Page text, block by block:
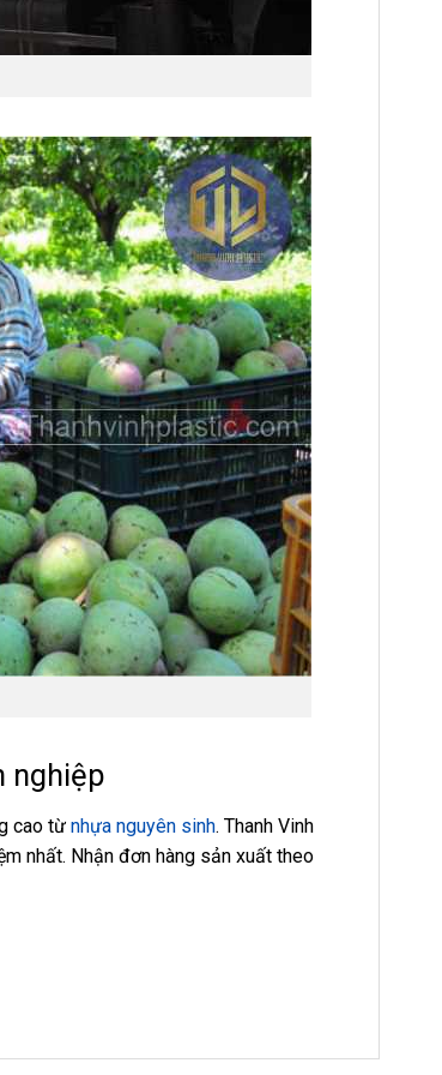
nghiệp
cao từ nhựa nguyên sinh. Thanh Vinh
nhất. Nhận đơn hàng sản xuất theo